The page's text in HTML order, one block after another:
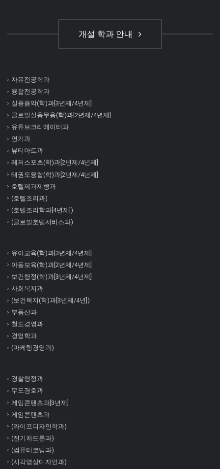
개설 학과 안내
자유전공학과
융합전공학과
실용음악(학)과[3년제/4년제]
글로벌실용무용(학)과[2년제/4년제]
유튜브크리에이터과
연기과
뷰티아트과
레저스포츠(학)과[2년제/4년제]
태권도융합(학)과[2년제/4년제]
호텔제과제빵과
(호텔조리과)
(호텔조리학과[4년제])
(글로벌호텔서비스과)
유아교육(학)과[3년제/4년제]
아동보육(학)과[2년제/4년제]
보건행정(학)과[3년제/4년제]
사회복지과
(보건복지(학)과[3년제/4년])
부동산과
철도경영과
경영학과
(마케팅경영과)
경찰행정과
무도경호과
게임콘텐츠과[3년제]
게임콘텐츠과
(라이프디자인학과)
(전기차드론과)
(컴퓨터코딩과)
(시각영상디자인과)